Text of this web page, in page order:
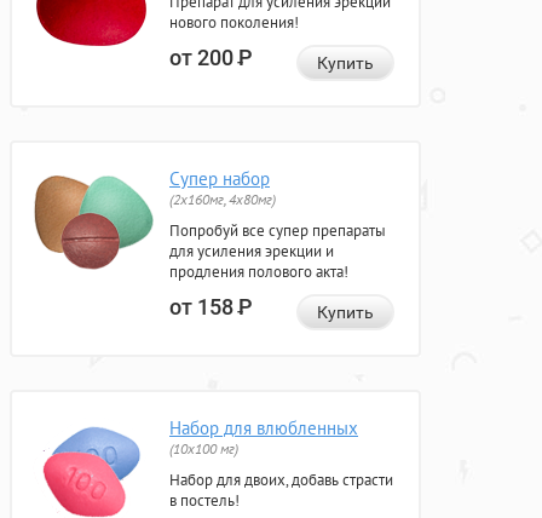
нового поколения!
от 200Р Купить
Супер набор
(2х160мг, 4х80мг)
Попробуй все супер препараты
для усиления эрекции и
продления полового акта!
от 158Р Купить
Набор для влюбленных
(10х100 мг)
Набор для двоих, добавь страсти
в постель!